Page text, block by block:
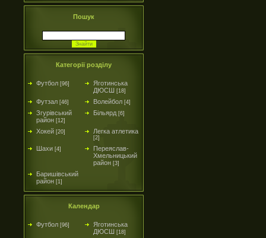
Пошук
Категорії розділу
Футбол [96]
Яготинська
ДЮСШ [18]
Футзал [46] Волейбол [4]
Згурівський
район [12]
Більярд [6]
Хокей [20] Легка атлетика
[2]
Шахи [4]
Переяслав-
Хмельницький
район [3]
Баришівський
район [1]
Календар
Футбол [96]
Яготинська
ДЮСШ [18]